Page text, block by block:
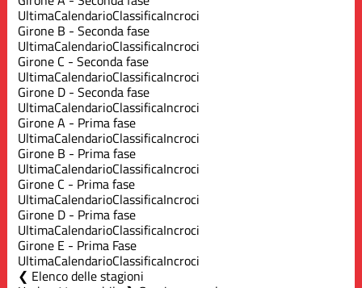
UltimaCalendarioClassificaIncroci
Girone B - Seconda fase
UltimaCalendarioClassificaIncroci
Girone C - Seconda fase
UltimaCalendarioClassificaIncroci
Girone D - Seconda fase
UltimaCalendarioClassificaIncroci
Girone A - Prima fase
UltimaCalendarioClassificaIncroci
Girone B - Prima fase
UltimaCalendarioClassificaIncroci
Girone C - Prima fase
UltimaCalendarioClassificaIncroci
Girone D - Prima fase
UltimaCalendarioClassificaIncroci
Girone E - Prima Fase
UltimaCalendarioClassificaIncroci
Elenco delle stagioni